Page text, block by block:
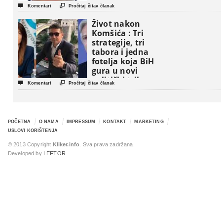
 Komentari  Pročitaj čitav članak
Život nakon
Komšića : Tri
strategije, tri
tabora i jedna
fotelja koja BiH
gura u novi
politički triler
 Komentari  Pročitaj čitav članak
POČETNA O NAMA IMPRESSUM KONTAKT
MARKETING
USLOVI KORIŠTENJA
© 2013 Copyright Kliker.info . Sva prava zadržana.
Developed by
LEFTOR